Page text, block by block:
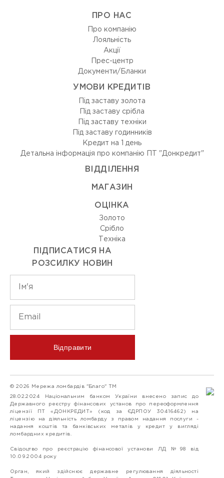
ПРО НАС
Про компанію
Лояльність
Акції
Прес-центр
Документи/Бланки
УМОВИ КРЕДИТІВ
Під заставу золота
Під заставу срібла
Під заставу техніки
Під заставу годинників
Кредит на 1 день
Детальна інформація про компанію ПТ "Донкредит"
ВIДДIЛЕННЯ
МАГАЗИН
ОЦIНКА
Золото
Срiбло
Технiка
ПІДПИСАТИСЯ НА
РОЗСИЛКУ НОВИН
Відправити
© 2026 Мережа ломбардів "Благо" ТМ
28.02.2024 Національним банком України внесено запис до
Державного реєстру фінансових установ про переоформлення
ліцензії ПТ «ДОНКРЕДИТ» (код за ЄДРПОУ 30416462) на
ліцензію на діяльність ломбарду з правом надання послуги -
надання коштів та банківських металів у кредит у вигляді
ломбардних кредитів.
Свідоцтво про реєстрацію фінансової установи ЛД №98 від
10.09.2004 року
Орган, який здійснює державне регулювання діяльності